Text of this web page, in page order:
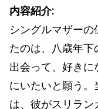
内容紹介:
シングルマザー
たのは、八歳年
出会って、好き
にいたいと願う
は、彼がスリラ